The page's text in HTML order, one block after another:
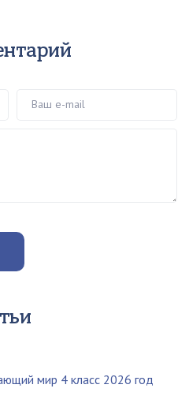
мир 4 класс 2026 год